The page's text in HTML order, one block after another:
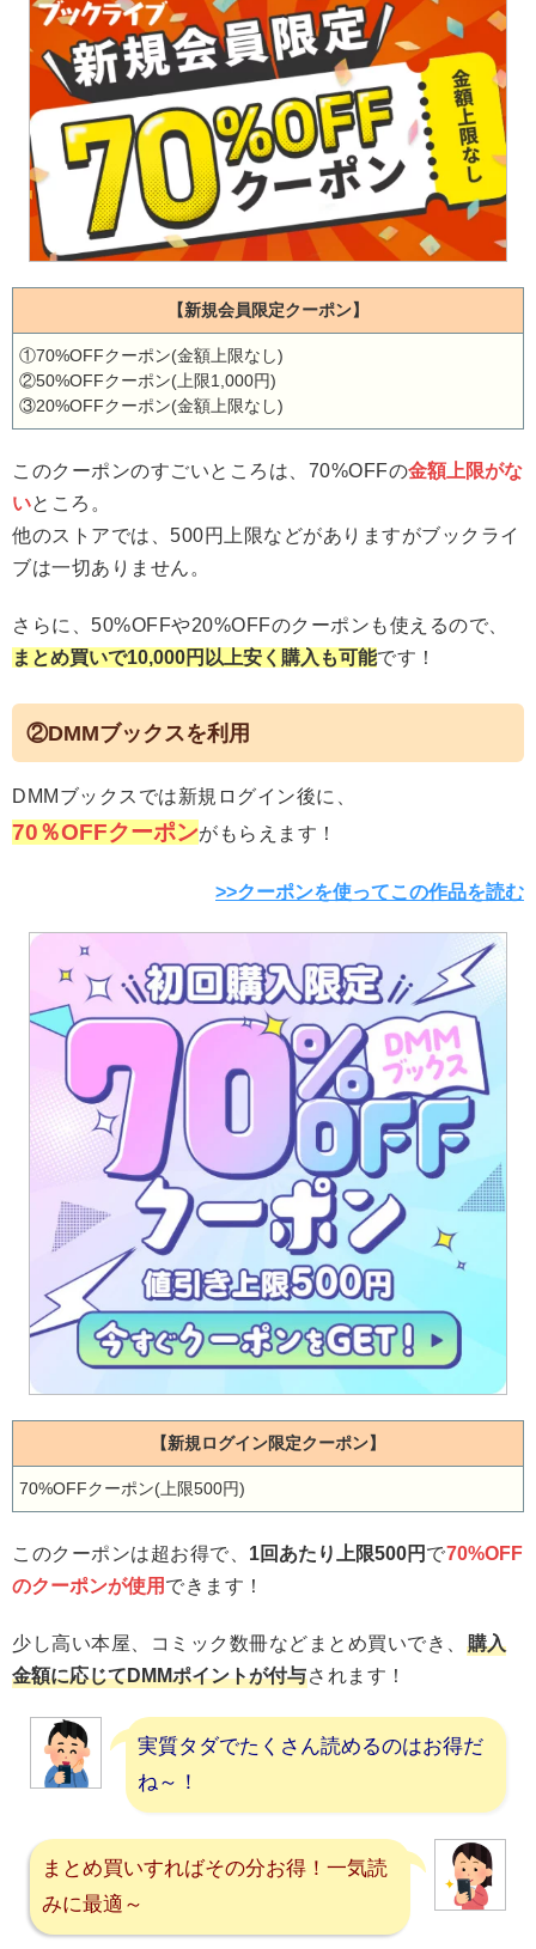
【新規会員限定クーポン】
①70%OFFクーポン(金額上限なし)
②50%OFFクーポン(上限1,000円)
③20%OFFクーポン(金額上限なし)
このクーポンのすごいところは、70%OFFの金額上限がな
いところ。
他のストアでは、500円上限などがありますがブックライ
ブは一切ありません。
さらに、50%OFFや20%OFFのクーポンも使えるので、
まとめ買いで10,000円以上安く購入も可能です！
②DMMブックスを利用
DMMブックスでは新規ログイン後に、
70％OFFクーポンがもらえます！
>>クーポンを使ってこの作品を読む
【新規ログイン限定クーポン】
70%OFFクーポン(上限500円)
このクーポンは超お得で、 1回あたり上限500円 で70%OFF
のクーポンが使用 できます！
少し高い本屋、コミック数冊などまとめ買いでき、 購入
金額に応じてDMMポイントが付与されます！
実質タダでたくさん読めるのはお得だ
ね～！
まとめ買いすればその分お得！一気読
みに最適～